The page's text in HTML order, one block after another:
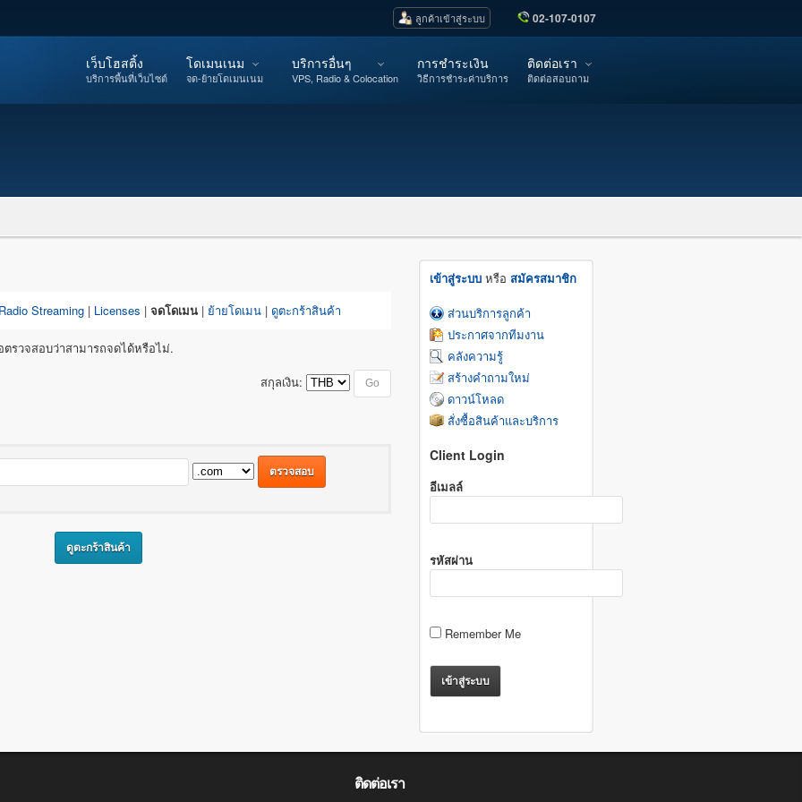
ลูกค้าเข้าสู่ระบบ 02-107-0107
เว็บโฮสติ้ง
บริการพื้นที่เว็บไซต์
โดเมนเนม
จด-ย้ายโดเมนเนม
บริการอื่นๆ
VPS, Radio & Colocation
การชำระเงิน
วิธีการชำระค่าบริการ
ติดต่อเรา
ติดต่อสอบถาม
Radio Streaming| Licenses | จดโดเมน| ย้ายโดเมน| ดูตะกร้าสินค้า
รวจสอบว่าสามารถจดได้หรือไม่.
สกุลเงิน:
เข้าสู่ระบบหรือ สมัครสมาชิก
ส่วนบริการลูกค้า
ประกาศจากทีมงาน
คลังความรู้
สร้างคำถามใหม่
ดาวน์โหลด
สั่งซื้อสินค้าและบริการ
Client Login
อีเมลล์
รหัสผ่าน
Remember Me
ติดต่อเรา